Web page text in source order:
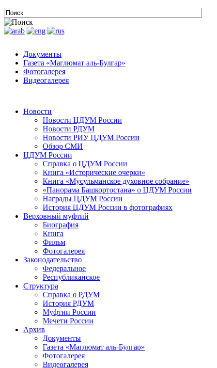
Документы
Газета «Маглюмат аль-Булгар»
Фотогалерея
Видеогалерея
Новости
Новости ЦДУМ России
Новости РДУМ
Новости РИУ ЦДУМ России
Обзор СМИ
ЦДУМ России
Справка о ЦДУМ России
Книга «Исторические очерки»
Книга «Мусульманское духовное собрание»
«Панорама Башкортостана» о ЦДУМ России
Награды ЦДУМ России
История ЦДУМ России в фотографиях
Верховный муфтий
Биография
Книга
Фильм
Фотогалерея
Законодательство
Федеральное
Республиканское
Структура
Справка о РДУМ
История РДУМ
Муфтии России
Мечети России
Архив
Документы
Газета «Маглюмат аль-Булгар»
Фотогалерея
Видеогалерея